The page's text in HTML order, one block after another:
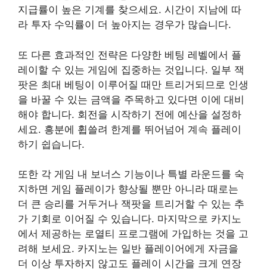
지급률이 높은 기계를 찾으세요. 시간이 지남에 따
라 투자 수익률이 더 높아지는 경우가 많습니다.
또 다른 효과적인 전략은 다양한 베팅 레벨에서 플
레이할 수 있는 게임에 집중하는 것입니다. 일부 잭
팟은 최대 베팅이 이루어질 때만 트리거되므로 인생
을 바꿀 수 있는 금액을 주목하고 있다면 이에 대비
해야 합니다. 회전을 시작하기 전에 예산을 설정하
세요. 흥분에 휩쓸려 한계를 뛰어넘어 계속 플레이
하기 쉽습니다.
또한 각 게임 내 보너스 기능이나 특별 라운드를 숙
지하면 게임 플레이가 향상될 뿐만 아니라 때로는
더 큰 승리를 거두거나 잭팟을 트리거할 수 있는 추
가 기회로 이어질 수 있습니다. 마지막으로 카지노
에서 제공하는 로열티 프로그램에 가입하는 것을 고
려해 보세요. 카지노는 일반 플레이어에게 자금을
더 이상 투자하지 않고도 플레이 시간을 크게 연장